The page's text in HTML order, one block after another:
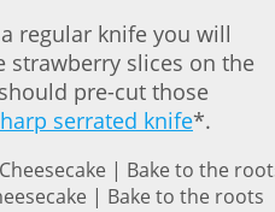
regular knife you will
strawberry slices on the
pre-cut those
serrated knife*.
| Bake to the roots